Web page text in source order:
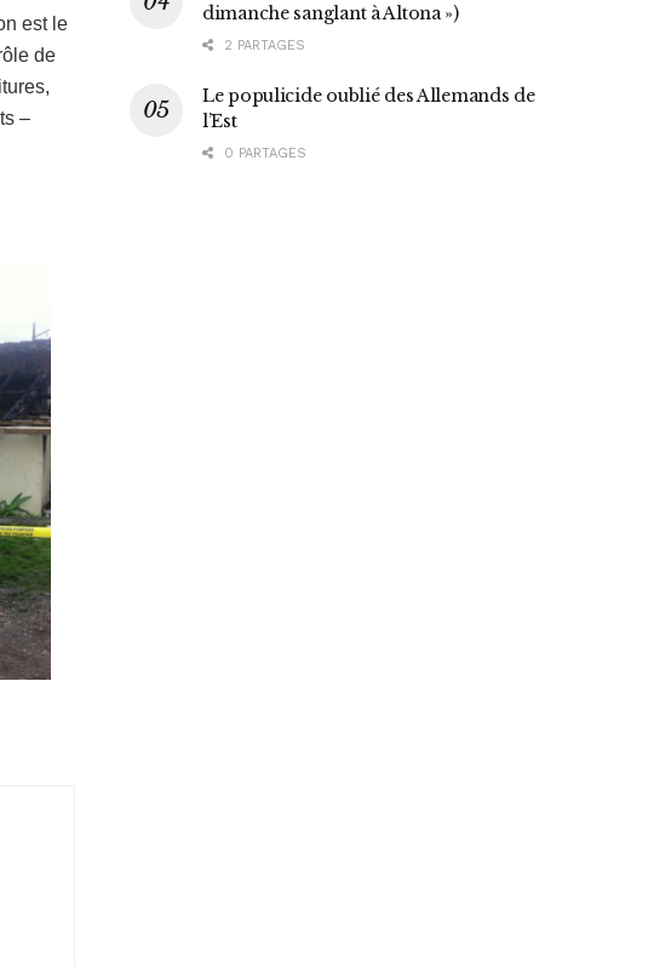
est le
de
–
dimanche sanglant à Altona »)
2 PARTAGES
Le populicide oublié des Allemands de
l’Est
0 PARTAGES